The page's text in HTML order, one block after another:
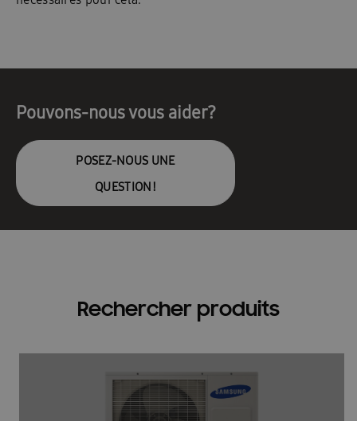
Pouvons-nous vous aider?
POSEZ-NOUS UNE
QUESTION!
Rechercher produits